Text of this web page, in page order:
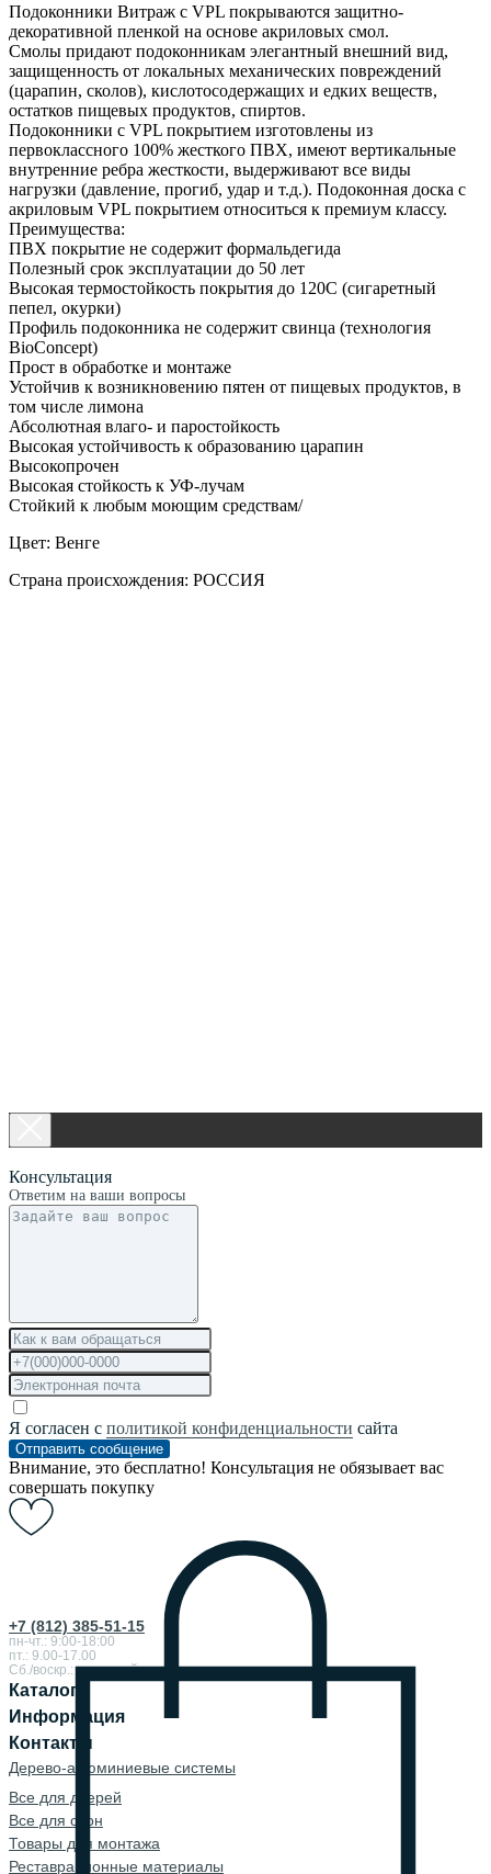
Подоконники Витраж с VPL покрываются защитно-
декоративной пленкой на основе акриловых смол.
Смолы придают подоконникам элегантный внешний вид,
защищенность от локальных механических повреждений
(царапин, сколов), кислотосодержащих и едких веществ,
остатков пищевых продуктов, спиртов.
Подоконники с VPL покрытием изготовлены из
первоклассного 100% жесткого ПВХ, имеют вертикальные
внутренние ребра жесткости, выдерживают все виды
нагрузки (давление, прогиб, удар и т.д.). Подоконная доска с
акриловым VPL покрытием относиться к премиум классу.
Преимущества:
ПВХ покрытие не содержит формальдегида
Полезный срок эксплуатации до 50 лет
Высокая термостойкость покрытия до 120С (сигаретный
пепел, окурки)
Профиль подоконника не содержит свинца (технология
BioConcept)
Прост в обработке и монтаже
Устойчив к возникновению пятен от пищевых продуктов, в
том числе лимона
Абсолютная влаго- и паростойкость
Высокая устойчивость к образованию царапин
Высокопрочен
Высокая стойкость к УФ-лучам
Стойкий к любым моющим средствам/
Цвет: Венге
Страна происхождения: РОССИЯ
+7 (812) 385-51-15
пн-чт.: 9:00-18:00
пт.: 9.00-17.00
Сб./воскр.: выходной
Каталог
Информация
Контакты
Дерево-алюминиевые системы
Все для дверей
Все для окон
Товары для монтажа
Реставрационные материалы
Консультация
Ответим на ваши вопросы
Я согласен с политикой конфиденциальности сайта
Отправить сообщение
Внимание, это бесплатно! Консультация не обязывает вас
совершать покупку